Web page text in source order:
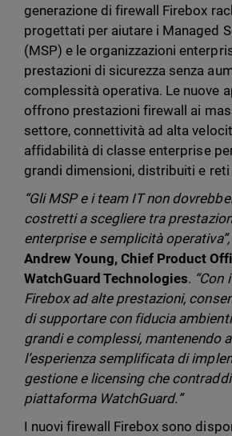
generazione di firewall Firebox
progettati per aiutare i Managed
(MSP) e le organizzazioni
prestazioni di sicurezza senza
complessità operativa. Le nuove
offrono prestazioni firewall ai
settore, connettività ad alta
affidabilità di classe enterprise
grandi dimensioni, distribuiti e reti
“Gli MSP e i team IT non
costretti a scegliere tra
enterprise e semplicità operativa”,
Andrew Young, Chief Product
WatchGuard Technologies. “Con
Firebox ad alte prestazioni,
di supportare con fiducia
grandi e complessi, mantenendo
l’esperienza semplificata di
gestione e licensing che
piattaforma WatchGuard.”
I nuovi firewall Firebox sono